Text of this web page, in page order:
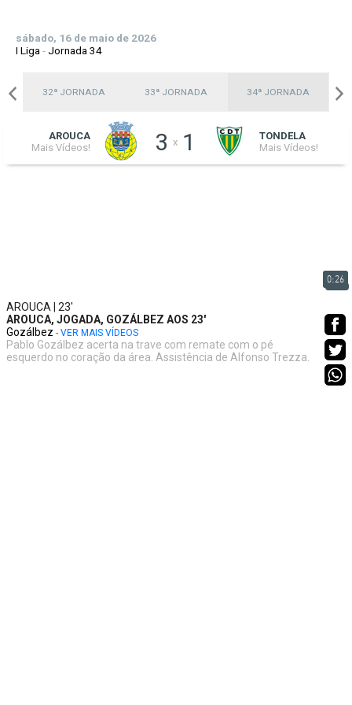
sábado, 16 de maio de 2026
I Liga -Jornada 34
32ª JORNADA 33ª JORNADA 34ª JORNADA
AROUCA
Mais Vídeos!
3 x 1
TONDELA
Mais Vídeos!
0:26
AROUCA | 23'
AROUCA, JOGADA, GOZÁLBEZ AOS 23'
Gozálbez - VER MAIS VÍDEOS
Pablo Gozálbez acerta na trave com remate com o pé
esquerdo no coração da área. Assistência de Alfonso Trezza.